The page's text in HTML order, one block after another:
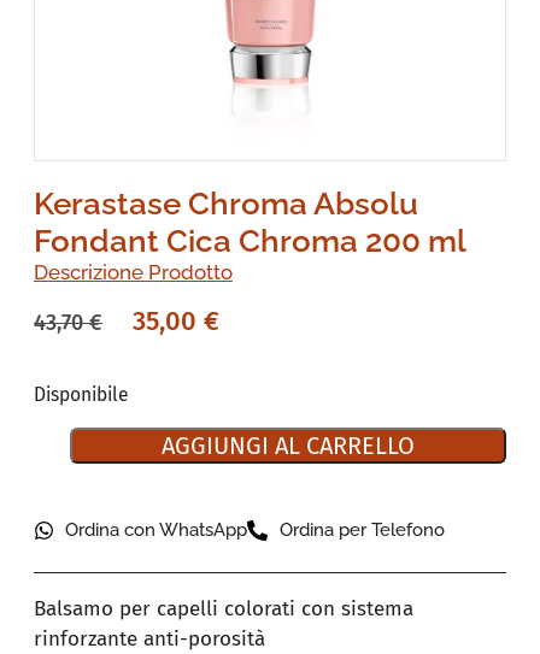
Kerastase Chroma Absolu
Fondant Cica Chroma 200 ml
Descrizione Prodotto
43,70€ 35,00 €
Disponibile
AGGIUNGI AL CARRELLO
Ordina con WhatsApp Ordina per Telefono
Balsamo per capelli colorati con sistema
rinforzante anti-porosità